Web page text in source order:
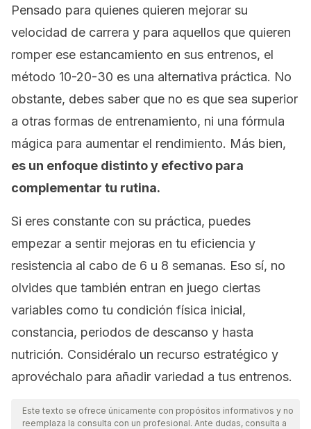
Pensado para quienes quieren mejorar su
velocidad de carrera y para aquellos que quieren
romper ese estancamiento en sus entrenos, el
método 10-20-30 es una alternativa práctica. No
obstante, debes saber que no es que sea superior
a otras formas de entrenamiento, ni una fórmula
mágica para aumentar el rendimiento. Más bien,
es un enfoque distinto y efectivo para
complementar tu rutina.
Si eres constante con su práctica, puedes
empezar a sentir mejoras en tu eficiencia y
resistencia al cabo de 6 u 8 semanas. Eso sí, no
olvides que también entran en juego ciertas
variables como tu condición física inicial,
constancia, periodos de descanso y hasta
nutrición. Considéralo un recurso estratégico y
aprovéchalo para añadir variedad a tus entrenos.
Este texto se ofrece únicamente con propósitos informativos y no
reemplaza la consulta con un profesional. Ante dudas, consulta a